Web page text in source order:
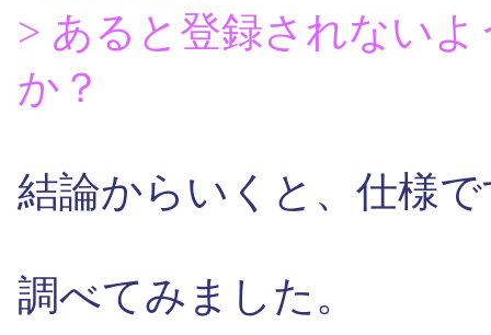
> あると登録されない
か？
結論からいくと、仕様
調べてみました。